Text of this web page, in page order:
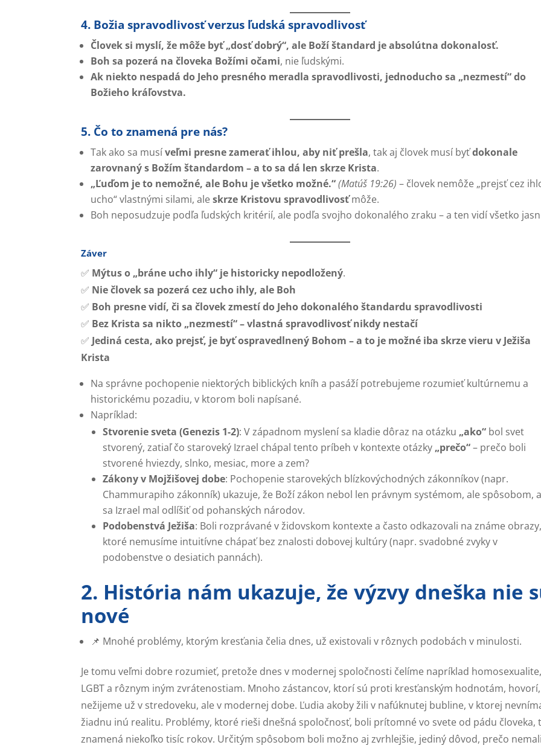
4. Božia spravodlivosť verzus ľudská spravodlivosť
Človek si myslí, že môže byť „dosť dobrý“, ale Boží štandard je absolútna dokonalosť.
Boh sa pozerá na človeka Božími očami, nie ľudskými.
Ak niekto nespadá do Jeho presného meradla spravodlivosti, jednoducho sa „nezmestí“ do
Božieho kráľovstva.
5. Čo to znamená pre nás?
Tak ako sa musíveľmi presne zamerať ihlou, aby niť prešla, tak aj človek musí byťdokonale
zarovnaný s Božím štandardom – a to sa dá len skrze Krista.
„Ľuďom je to nemožné, ale Bohu je všetko možné.“ (Matúš 19:26) – človek nemôže „prejsť cez
ucho“ vlastnými silami, aleskrze Kristovu spravodlivosťmôže.
Boh neposudzuje podľa ľudských kritérií, ale podľa svojho dokonalého zraku – a ten vidí všetko
Záver
✅ Mýtus o „bráne ucho ihly“ je historicky nepodložený.
✅ Nie človek sa pozerá cez ucho ihly, ale Boh
✅ Boh presne vidí, či sa človek zmestí do Jeho dokonalého štandardu spravodlivosti
✅ Bez Krista sa nikto „nezmestí“ – vlastná spravodlivosť nikdy nestačí
✅ Jediná cesta, ako prejsť, je byť ospravedlnený Bohom – a to je možné iba skrze vieru v Ježiša
Krista
Na správne pochopenie niektorých biblických kníh a pasáží potrebujeme rozumieť kultúrnemu a
historickému pozadiu, v ktorom boli napísané.
Napríklad:
Stvorenie sveta (Genezis 1-2): V západnom myslení sa kladie dôraz na otázku „ako“ bol svet
stvorený, zatiaľ čo staroveký Izrael chápal tento príbeh v kontexte otázky „prečo“– prečo boli
stvorené hviezdy, slnko, mesiac, more a zem?
Zákony v Mojžišovej dobe: Pochopenie starovekých blízkovýchodných zákonníkov (napr.
Chammurapiho zákonník) ukazuje, že Boží zákon nebol len právnym systémom, ale spôsobom,
sa Izrael mal odlíšiť od pohanských národov.
Podobenstvá Ježiša: Boli rozprávané v židovskom kontexte a často odkazovali na známe
ktoré nemusíme intuitívne chápať bez znalosti dobovej kultúry (napr. svadobné zvyky v
podobenstve o desiatich pannách).
2. História nám ukazuje, že výzvy dneška nie
nové
📌 Mnohé problémy, ktorým kresťania čelia dnes, už existovali v rôznych podobách v minulosti.
Je tomu veľmi dobre rozumieť, pretože dnes v modernej spoločnosti čelíme napríklad
LGBT a rôznym iným zvrátenostiam. Mnoho zástancov, ktorí sú proti kresťanským hodnotám,
nežijeme už v stredoveku, ale v modernej dobe. Ľudia akoby žili v nafúknutej bubline, v ktorej
žiadnu inú realitu. Problémy, ktoré rieši dnešná spoločnosť, boli prítomné vo svete od pádu človeka,
znamená niekoľko tisíc rokov. Určitým spôsobom boli možno aj zvrhlejšie, jediný dôvod, prečo